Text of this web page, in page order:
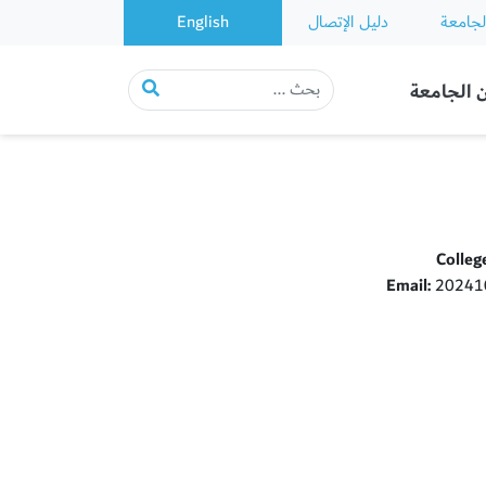
دليل الإتصال English
الجامعة
Email: